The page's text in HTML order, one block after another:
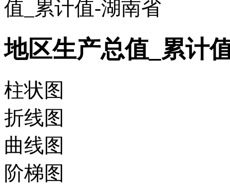
值_累计值-湖南省
地区生产总值_累计
柱状图
折线图
曲线图
阶梯图